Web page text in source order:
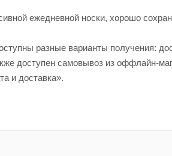
ежедневной носки, хорошо
разные варианты получения:
доступен самовывоз из
и доставка».